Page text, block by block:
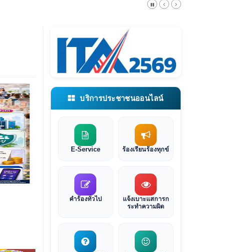
สาร 042-080441 E-Mail: saraban_0543015@dla.go.th
บริการประชาชนออนไลน์
E-Service ร้องเรียนร้องทุกข์
คำร้องทั่วไป
แจ้งเบาะแสการก
ระทำความผิด